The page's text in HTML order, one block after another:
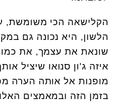
הקלישאה הכי משומשת,
הלשון, היא נכונה גם
שונאת את עצמך, את
איזה ג'ון סנואו שיציל
מופנות אל אותה הערה
בזמן הזה ובמאמצים